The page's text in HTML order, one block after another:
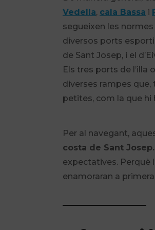
Vedella, cala Bassa i
segueixen les
diversos ports
de Sant Josep, i el
Els tres ports de l’illa
diverses rampes
petites, com la que hi
Per al navegant,
costa de Sant Josep.
expectatives. Perquè
enamoraran a